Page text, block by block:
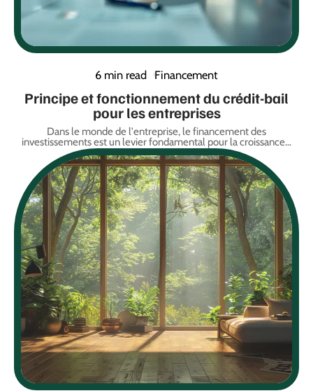
6 min read Financement
Principe et fonctionnement du crédit-bail
pour les entreprises
Dans le monde de l'entreprise, le financement des
investissements est un levier fondamental pour la croissance…